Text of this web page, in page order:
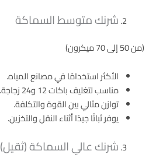
شرنك متوسط السماكة
(من 50 إلى 70 ميكرون)
الأكثر استخدامًا في مصانع المياه.
مناسب لتغليف باكات 12 و24 زجاجة.
توازن مثالي بين القوة والتكلفة.
يوفر ثباتًا جيدًا أثناء النقل والتخزين.
شرنك عالي السماكة (ثقيل)